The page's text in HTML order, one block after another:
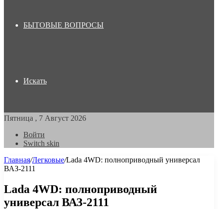
БЫТОВЫЕ ВОПРОСЫ
Искать
Пятница , 7 Август 2026
Войти
Switch skin
Главная/Легковые/Lada 4WD: полноприводный универсал
ВАЗ-2111
Lada 4WD: полноприводный
универсал ВАЗ-2111